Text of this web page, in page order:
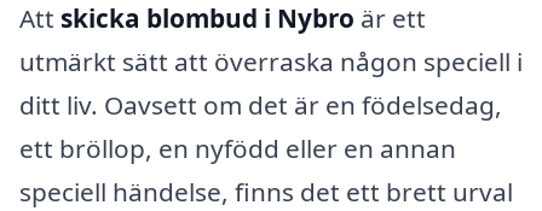
Att skicka blombud i Nybro är ett
utmärkt sätt att överraska någon speciell i
ditt liv. Oavsett om det är en födelsedag,
ett bröllop, en nyfödd eller en annan
speciell händelse, finns det ett brett urval